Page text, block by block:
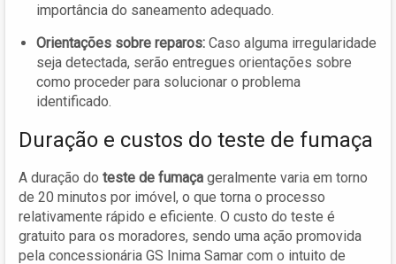
importância do saneamento adequado.
Orientações sobre reparos: Caso alguma irregularidade
seja detectada, serão entregues orientações sobre
como proceder para solucionar o problema
identificado.
Duração e custos do teste de fumaça
A duração do teste de fumaça geralmente varia em torno
de 20 minutos por imóvel, o que torna o processo
relativamente rápido e eficiente. O custo do teste é
gratuito para os moradores, sendo uma ação promovida
pela concessionária GS Inima Samar com o intuito de